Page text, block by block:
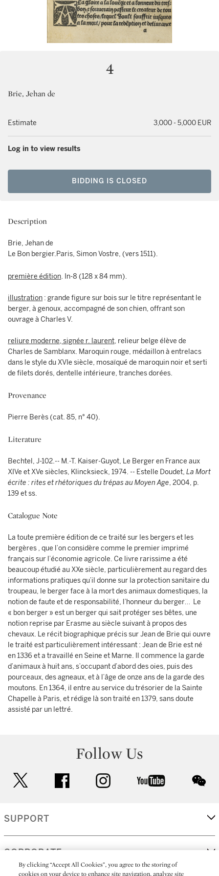
4
Brie, Jehan de
Estimate 3,000 - 5,000 EUR
Log in to view results
BIDDING IS CLOSED
Description
Brie, Jehan de
Le Bon bergier.Paris, Simon Vostre, (vers 1511).
première édition. In-8 (128 x 84 mm).
illustration : grande figure sur bois sur le titre représentant le
berger, à genoux, accompagné de son chien, offrant son
ouvrage à Charles V.
reliure moderne, signée r. laurent, relieur belge élève de
Charles de Samblanx. Maroquin rouge, médaillon à entrelacs
dans le style du XVIe siècle, mosaïqué de maroquin noir et serti
de filets dorés, dentelle intérieure, tranches dorées.
Provenance
Pierre Berès (cat. 85, n° 40).
Literature
Bechtel, J-102.-- M.-T. Kaiser-Guyot, Le Berger en France aux
XIVe et XVe siècles, Klincksieck, 1974. -- Estelle Doudet, La Mort
écrite : rites et rhétoriques du trépas au Moyen Age, 2004, p.
139 et ss.
Catalogue Note
La toute première édition de ce traité sur les bergers et les
bergères , que l’on considère comme le premier imprimé
français sur l’économie agricole. Ce livre rarissime a été
beaucoup étudié au XXe siècle, particulièrement au regard des
informations pratiques qu’il donne sur la protection sanitaire du
troupeau, le berger face à la mort des animaux domestiques, la
notion de faute et de responsabilité, l’honneur du berger… Le
« bon berger » est un berger qui sait protéger ses bêtes, une
notion reprise par Erasme au siècle suivant à propos des
chevaux. Le récit biographique précis sur Jean de Brie qui ouvre
le traité est particulièrement intéressant : Jean de Brie est né
en 1336 et a travaillé en Seine et Marne. Il commence la garde
d’animaux à huit ans, s’occupant d’abord des oies, puis des
pourceaux, des agneaux, et à l’âge de onze ans de la garde des
moutons. En 1364, il entre au service du trésorier de la Sainte
Chapelle à Paris, et rédige là son traité en 1379, sans doute
assisté par un lettré.
Follow Us
facebook instagram youtube
SUPPORT
CORPORATE
By clicking “Accept All Cookies”, you agree to the storing of
cookies on your device to enhance site navigation, analyze site